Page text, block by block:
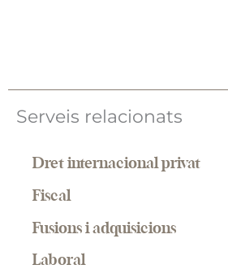
Serveis relacionats
Dret internacional privat
Fiscal
Fusions i adquisicions
Laboral